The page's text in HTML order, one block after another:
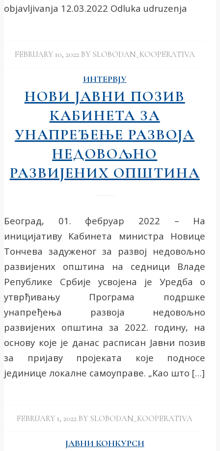
objavljivanja 12.03.2022 Odluka udruzenja
FEBRUARY 10, 2022 BY SLOBODAN_KOOPERATIVA
ИНТЕРВЈУ
НОВИ ЈАВНИ ПОЗИВ
КАБИНЕТА ЗА
УНАПРЕЂЕЊЕ РАЗВОЈА
НЕДОВОЉНО
РАЗВИЈЕНИХ ОПШТИНА
Београд, 01. фебруар 2022 – На
иницијативу Кабинета министра Новице
Тончева задуженог за развој недовољно
развијених општина на седници Владе
Републике Србије усвојена је Уредба о
утврђивању Програма подршке
унапређења развоја недовољно
развијених општина за 2022. годину, на
основу које је данас расписан Јавни позив
за пријаву пројеката које подносе
јединице локалне самоуправе. „Као што […]
FEBRUARY 1, 2022 BY SLOBODAN_KOOPERATIVA
ЈАВНИ КОНКУРСИ